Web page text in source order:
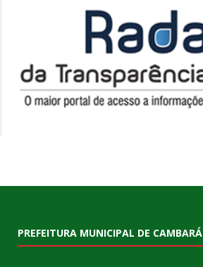
PREFEITURA MUNICIPAL DE CAMBARÁ